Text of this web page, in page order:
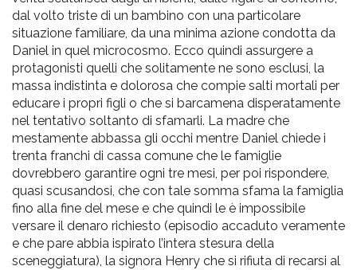
dal volto triste di un bambino con una particolare
situazione familiare, da una minima azione condotta da
Daniel in quel microcosmo. Ecco quindi assurgere a
protagonisti quelli che solitamente ne sono esclusi, la
massa indistinta e dolorosa che compie salti mortali per
educare i propri figli o che si barcamena disperatamente
nel tentativo soltanto di sfamarli. La madre che
mestamente abbassa gli occhi mentre Daniel chiede i
trenta franchi di cassa comune che le famiglie
dovrebbero garantire ogni tre mesi, per poi rispondere,
quasi scusandosi, che con tale somma sfama la famiglia
fino alla fine del mese e che quindi le è impossibile
versare il denaro richiesto (episodio accaduto veramente
e che pare abbia ispirato l’intera stesura della
sceneggiatura), la signora Henry che si rifiuta di recarsi al